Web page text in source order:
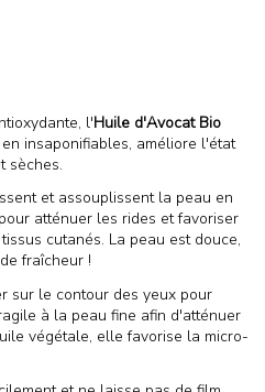
l'Huile d'Avocat Bio
insaponifiables, améliore l'état
sèches.
et assouplissent la peau en
atténuer les rides et favoriser
cutanés. La peau est douce,
fraîcheur !
sur le contour des yeux pour
à la peau fine afin d'atténuer
végétale, elle favorise la micro-